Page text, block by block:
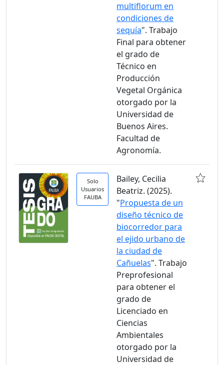
multiflorum en
condiciones de
sequía". Trabajo
Final para obtener
el grado de
Técnico en
Producción
Vegetal Orgánica
otorgado por la
Universidad de
Buenos Aires.
Facultad de
Agronomía.
Solo
Usuarios
FAUBA
Bailey, Cecilia
Beatriz. (2025).
"Propuesta de un
diseño técnico de
biocorredor para
el ejido urbano de
la ciudad de
Cañuelas". Trabajo
Preprofesional
para obtener el
grado de
Licenciado en
Ciencias
Ambientales
otorgado por la
Universidad de